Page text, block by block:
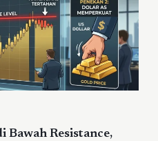
Bawah Resistance,